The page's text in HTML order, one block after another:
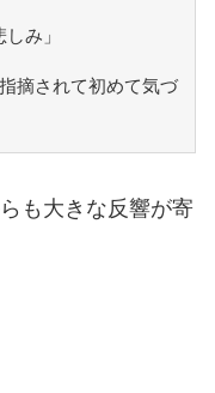
み」
摘されて初めて気づ
も大きな反響が寄